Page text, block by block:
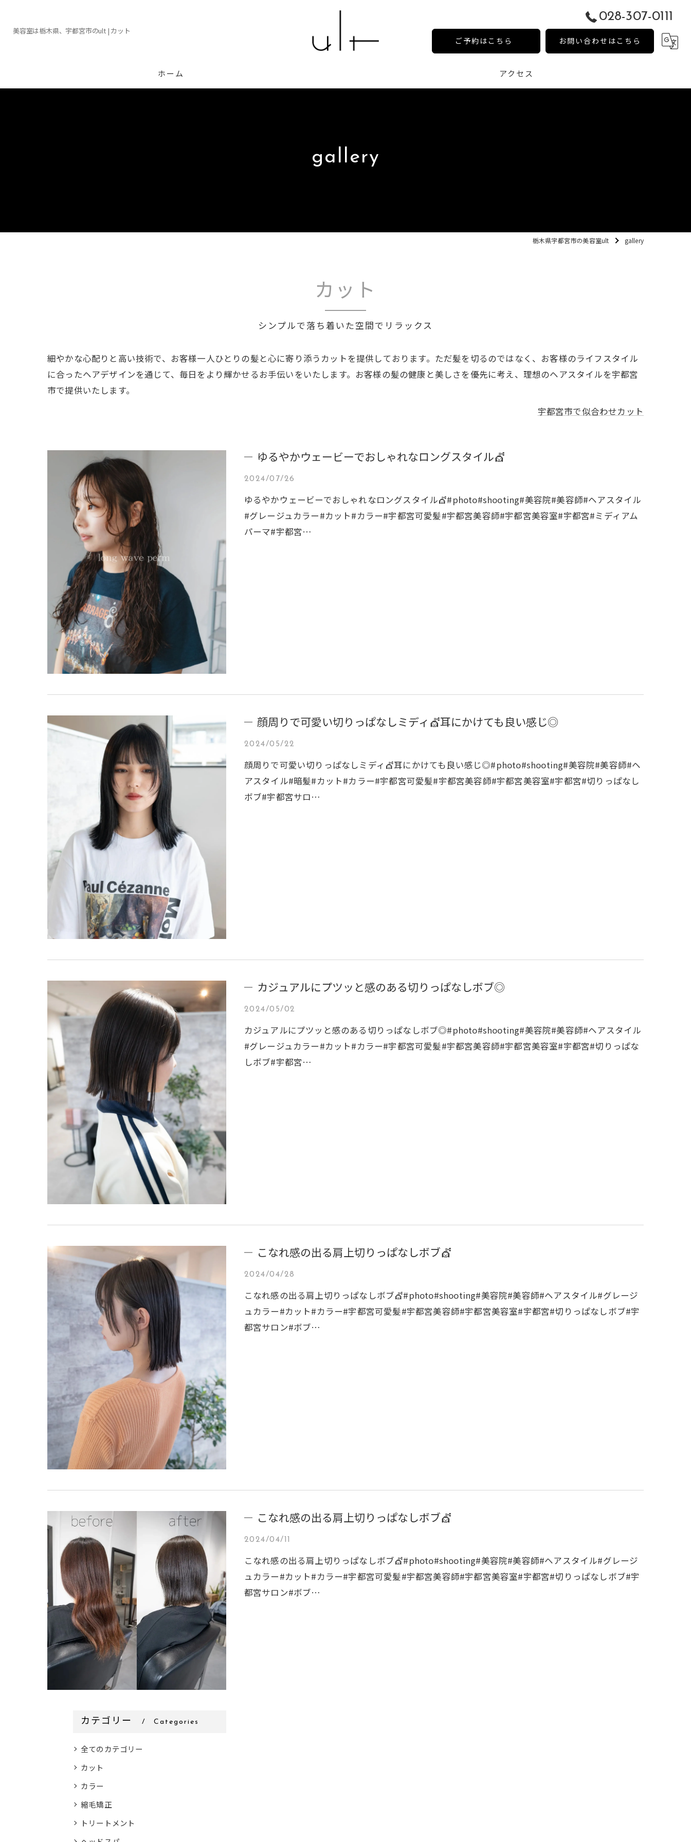
美容室は栃木県、宇都宮市のult | カット
028-307-0111
ご予約はこちら お問い合わせはこちら
ホーム アクセス
gallery
栃木県宇都宮市の美容室ult gallery
カット
シンプルで落ち着いた空間でリラックス
細やかな心配りと高い技術で、お客様一人ひとりの髪と心に寄り添うカットを提供しております。ただ髪を切るのではなく、お客様のライフスタイル
に合ったヘアデザインを通じて、毎日をより輝かせるお手伝いをいたします。お客様の髪の健康と美しさを優先に考え、理想のヘアスタイルを宇都宮
市で提供いたします。
宇都宮市で似合わせカット
ゆるやかウェービーでおしゃれなロングスタイル💇
2024/07/26
ゆるやかウェービーでおしゃれなロングスタイル💇#photo#shooting#美容院#美容師#ヘアスタイル
#グレージュカラー#カット#カラー#宇都宮可愛髪#宇都宮美容師#宇都宮美容室#宇都宮#ミディアム
パーマ#宇都宮…
顔周りで可愛い切りっぱなしミディ💇耳にかけても良い感じ◎
2024/05/22
顔周りで可愛い切りっぱなしミディ💇耳にかけても良い感じ◎#photo#shooting#美容院#美容師#ヘ
アスタイル#暗髪#カット#カラー#宇都宮可愛髪#宇都宮美容師#宇都宮美容室#宇都宮#切りっぱなし
ボブ#宇都宮サロ…
カジュアルにプツッと感のある切りっぱなしボブ◎
2024/05/02
カジュアルにプツッと感のある切りっぱなしボブ◎#photo#shooting#美容院#美容師#ヘアスタイル
#グレージュカラー#カット#カラー#宇都宮可愛髪#宇都宮美容師#宇都宮美容室#宇都宮#切りっぱな
しボブ#宇都宮…
こなれ感の出る肩上切りっぱなしボブ💇
2024/04/28
こなれ感の出る肩上切りっぱなしボブ💇#photo#shooting#美容院#美容師#ヘアスタイル#グレージ
ュカラー#カット#カラー#宇都宮可愛髪#宇都宮美容師#宇都宮美容室#宇都宮#切りっぱなしボブ#宇
都宮サロン#ボブ…
こなれ感の出る肩上切りっぱなしボブ💇
2024/04/11
こなれ感の出る肩上切りっぱなしボブ💇#photo#shooting#美容院#美容師#ヘアスタイル#グレージ
ュカラー#カット#カラー#宇都宮可愛髪#宇都宮美容師#宇都宮美容室#宇都宮#切りっぱなしボブ#宇
都宮サロン#ボブ…
カテゴリー Categories
全てのカテゴリー
カット
カラー
縮毛矯正
トリートメント